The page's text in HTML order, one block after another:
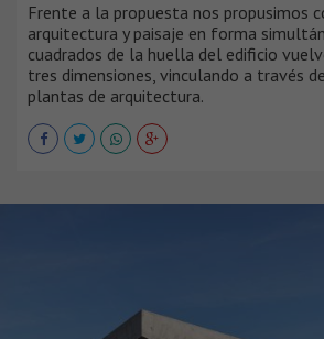
Frente a la propuesta nos propusimos
arquitectura y paisaje en forma
cuadrados de la huella del edificio
tres dimensiones, vinculando a través
plantas de arquitectura.